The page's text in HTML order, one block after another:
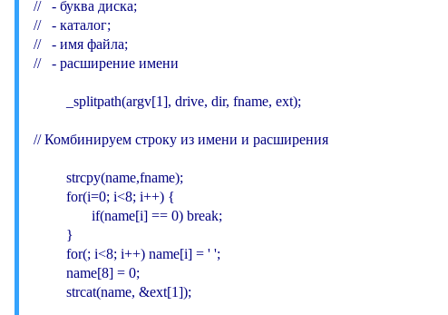
//   - буква диска;
//   - каталог;
//   - имя файла;
//   - расширение имени
         _splitpath(argv[1], drive, dir, fname, ext);
// Комбинируем строку из имени и расширения
         strcpy(name,fname);
         for(i=0; i<8; i++) {
                if(name[i] == 0) break;
         }
         for(; i<8; i++) name[i] = ' ';
         name[8] = 0;
         strcat(name, &ext[1]);